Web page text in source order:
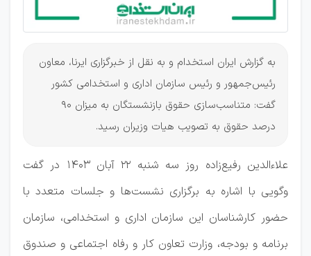
به گزارش ایران استخدام و به نقل از خبرگزاری ایرنا، معاون
رئیس‌جمهور و رئیس سازمان اداری و استخدامی کشور
گفت: متناسب‌سازی حقوق بازنشستگان به میزان ۹۰
درصد حقوق به تصویب هیات وزیران رسید.
علاءالدین رفیع‌زاده روز سه شنبه ۲۲ آبان ۱۴۰۳ در گفت‌
وگویی با اشاره به برگزاری نشست‌ها و جلسات متعدد با
حضور کارشناسان این سازمان اداری و استخدامی، سازمان
برنامه و بودجه، وزارت تعاون کار و رفاه اجتماعی و صندوق